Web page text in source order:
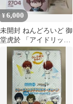
¥6,000
未開封 ねんどろいど 御
堂虎於 「アイドリッシ
ュセブン」 アイナナ